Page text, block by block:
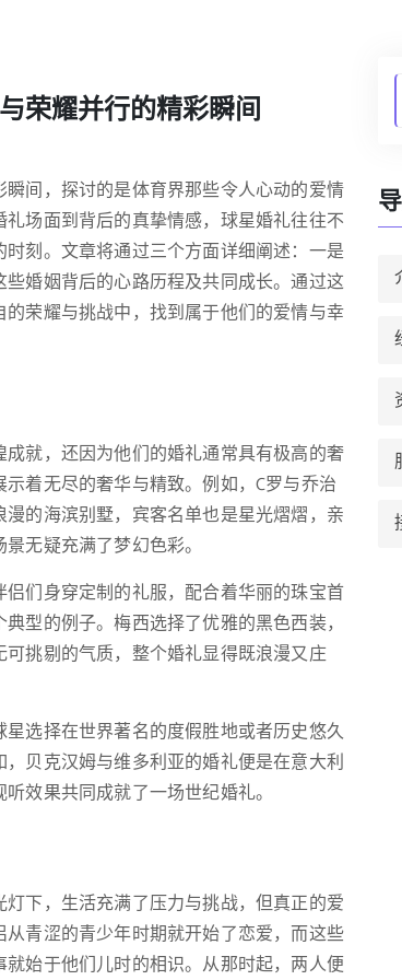
荣耀并行的精彩瞬间
间，探讨的是体育界那些令人心动的爱情
场面到背后的真挚情感，球星婚礼往往不
刻。文章将通过三个方面详细阐述：一是
婚姻背后的心路历程及共同成长。通过这
荣耀与挑战中，找到属于他们的爱情与幸
就，还因为他们的婚礼通常具有极高的奢
着无尽的奢华与精致。例如，C罗与乔治
的海滨别墅，宾客名单也是星光熠熠，亲
无疑充满了梦幻色彩。
们身穿定制的礼服，配合着华丽的珠宝首
型的例子。梅西选择了优雅的黑色西装，
挑剔的气质，整个婚礼显得既浪漫又庄
选择在世界著名的度假胜地或者历史悠久
贝克汉姆与维多利亚的婚礼便是在意大利
效果共同成就了一场世纪婚礼。
下，生活充满了压力与挑战，但真正的爱
青涩的青少年时期就开始了恋爱，而这些
始于他们儿时的相识。从那时起，两人便